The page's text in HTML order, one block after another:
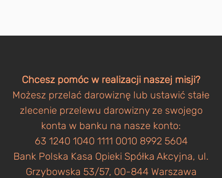
Chcesz pomóc w realizacji naszej misji?
Możesz przelać darowiznę lub ustawić stałe
zlecenie przelewu darowizny ze swojego
konta w banku na nasze konto:
63 1240 1040 1111 0010 8992 5604
Bank Polska Kasa Opieki Spółka Akcyjna, ul.
Grzybowska 53/57, 00-844 Warszawa